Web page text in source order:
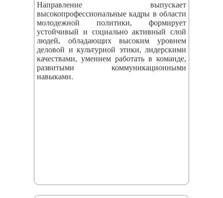
Направление выпускает
высокопрофессиональные кадры в области
молодежной политики, формирует
устойчивый и социально активный слой
людей, обладающих высоким уровнем
деловой и культурной этики, лидерскими
качествами, умением работать в команде,
развитыми коммуникационными
навыками.